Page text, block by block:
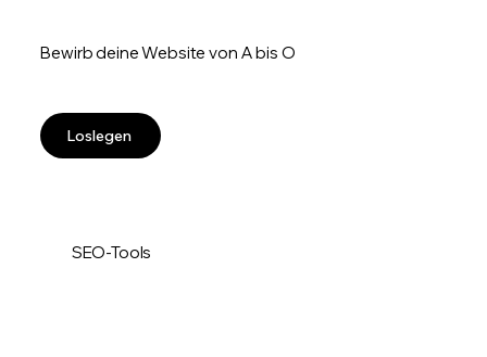
Bewirb deine Website von A bis O
Loslegen
SEO-Tools